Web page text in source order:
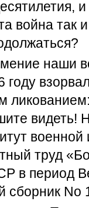
война так
наши
году
видеть!
военной
труд
в период
сборник No